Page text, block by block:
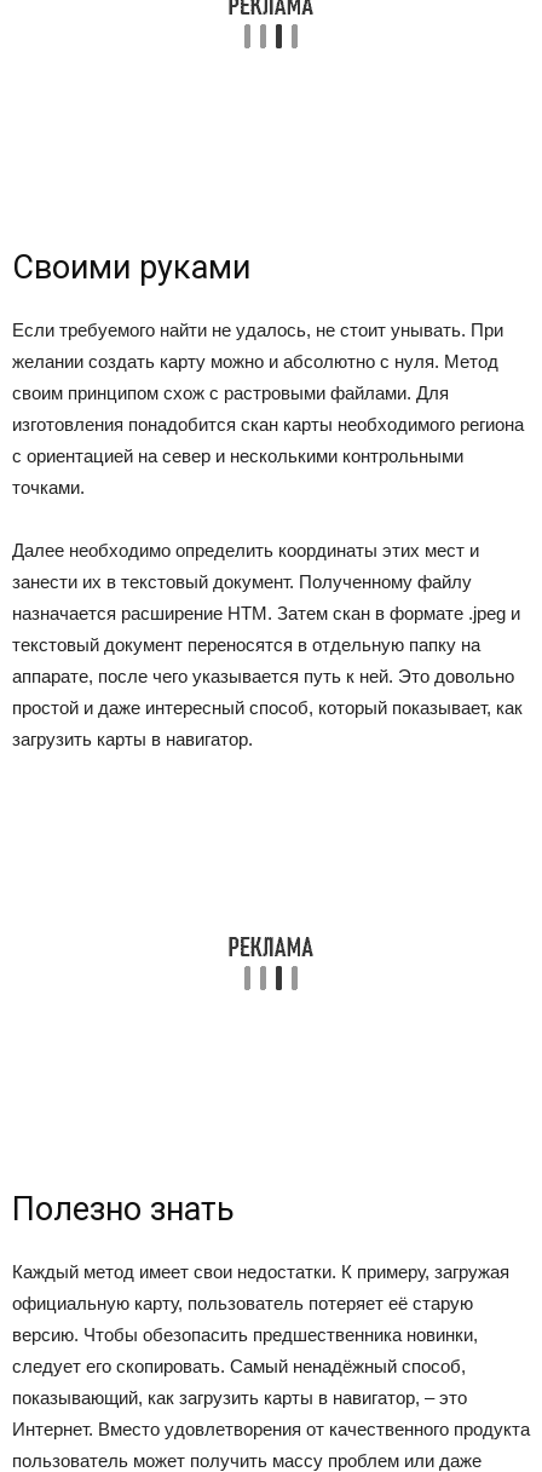
Своими руками
Если требуемого найти не удалось, не стоит унывать. При
желании создать карту можно и абсолютно с нуля. Метод
своим принципом схож с растровыми файлами. Для
изготовления понадобится скан карты необходимого региона
с ориентацией на север и несколькими контрольными
точками.
Далее необходимо определить координаты этих мест и
занести их в текстовый документ. Полученному файлу
назначается расширение HTM. Затем скан в формате .jpeg и
текстовый документ переносятся в отдельную папку на
аппарате, после чего указывается путь к ней. Это довольно
простой и даже интересный способ, который показывает, как
загрузить карты в навигатор.
Полезно знать
Каждый метод имеет свои недостатки. К примеру, загружая
официальную карту, пользователь потеряет её старую
версию. Чтобы обезопасить предшественника новинки,
следует его скопировать. Самый ненадёжный способ,
показывающий, как загрузить карты в навигатор, – это
Интернет. Вместо удовлетворения от качественного продукта
пользователь может получить массу проблем или даже